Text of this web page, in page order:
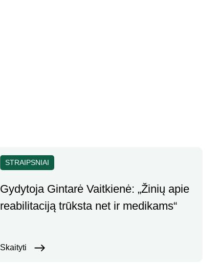
STRAIPSNIAI
Gydytoja Gintarė Vaitkienė: „Žinių apie
reabilitaciją trūksta net ir medikams“
Skaityti